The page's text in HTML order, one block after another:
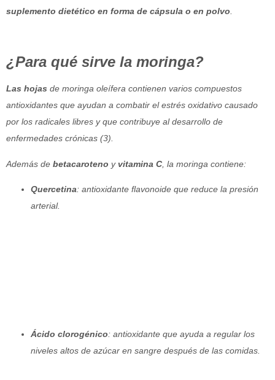
suplemento dietético en forma de cápsula o en polvo
¿Para qué sirve la moringa?
Las hojas de moringa oleífera contienen varios compuestos
antioxidantes que ayudan a combatir el estrés oxidativo causado
por los radicales libres y que contribuye al desarrollo de
enfermedades crónicas (3).
Además de betacaroteno yvitamina C , la moringa contiene:
Quercetina: antioxidante flavonoide que reduce la presión
arterial.
Ácido clorogénico: antioxidante que ayuda a regular los
niveles altos de azúcar en sangre después de las comidas.